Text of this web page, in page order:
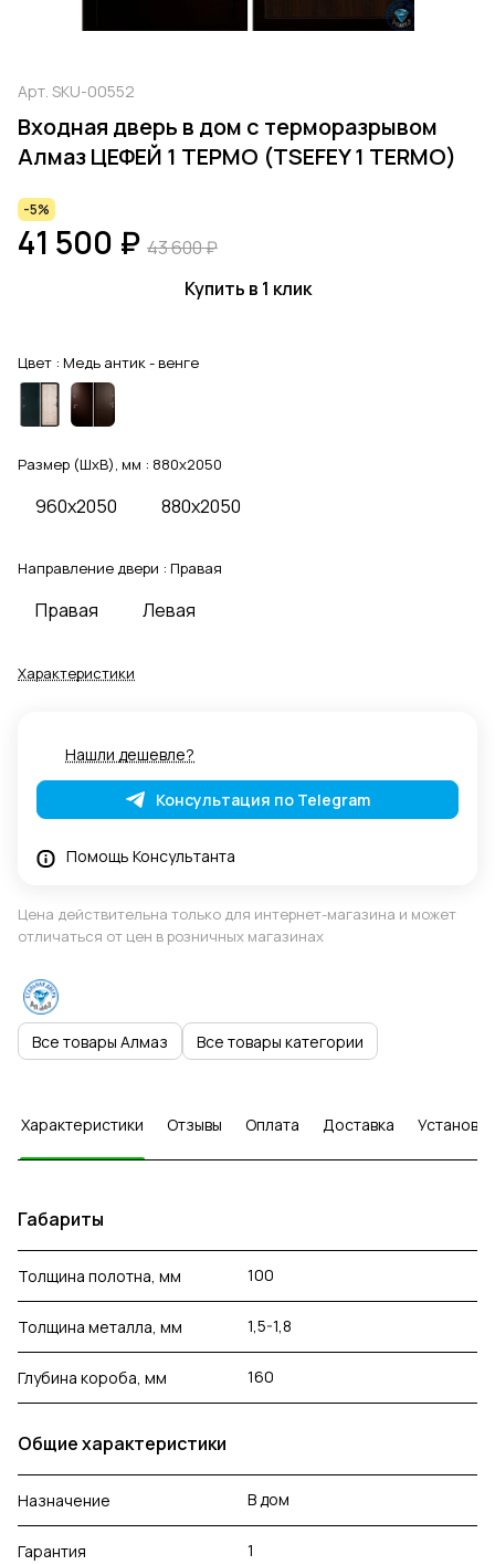
Арт. SKU-00552
Входная дверь в дом с терморазрывом
Алмаз ЦЕФЕЙ 1 ТЕРМО (TSEFEY 1 TERMO)
-5%
41 500 ₽ 43 600 ₽
Купить в 1 клик
Цвет : Медь антик - венге
Размер (ШхВ), мм : 880x2050
960x2050 880x2050
Направление двери : Правая
Правая Левая
Характеристики
Нашли дешевле?
Консультация по Telegram
Помощь Консультанта
Цена действительна только для интернет-магазина и может
отличаться от цен в розничных магазинах
Все товары Алмаз Все товары категории
Характеристики Отзывы Оплата Доставка Установка
Габариты
Толщина полотна, мм 100
Толщина металла, мм 1,5-1,8
Глубина короба, мм 160
Общие характеристики
Назначение В дом
Гарантия 1